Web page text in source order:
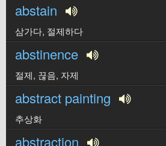
abstain
삼가다, 절제하다
abstinence
절제, 끊음, 자제
abstract painting
추상화
abstraction